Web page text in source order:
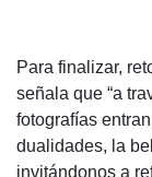
Para finalizar,
señala que “a
fotografías
dualidades, la
invitándonos a